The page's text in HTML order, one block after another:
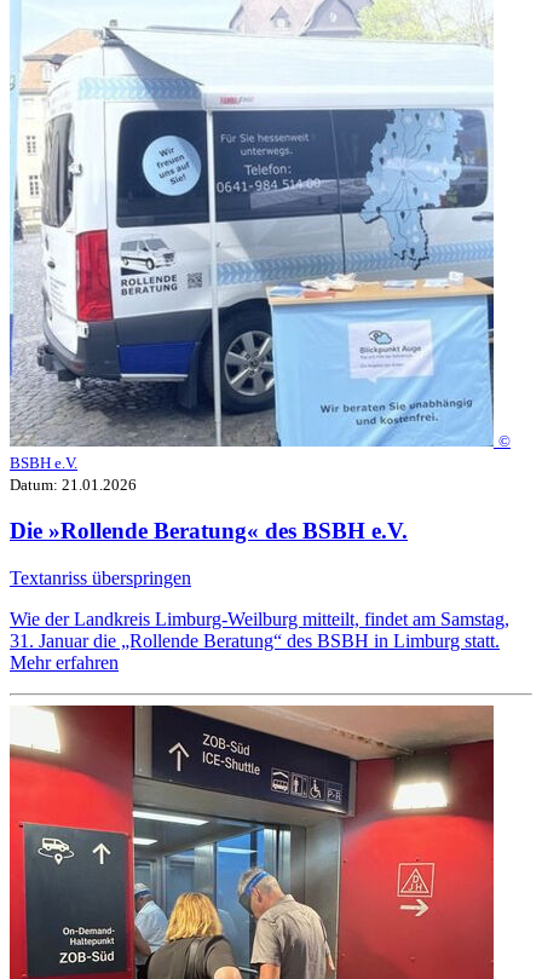
©
BSBH e.V.
Datum: 21.01.2026
Die »Rollende Beratung« des BSBH e.V.
Textanriss überspringen
Wie der Landkreis Limburg-Weilburg mitteilt, findet am Samstag,
31. Januar die „Rollende Beratung“ des BSBH in Limburg statt.
Mehr erfahren